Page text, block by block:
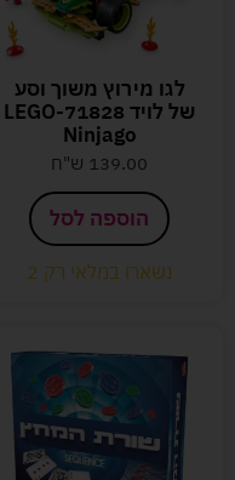
לגו מירוץ משוך וסע
של לויד 71828-LEGO
Ninjago
139.00 ש"ח
הוספה לסל
נשארו במלאי רק 2